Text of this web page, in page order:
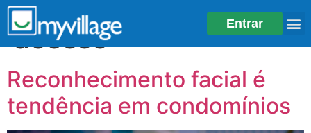
Entrar
acesso
Reconhecimento facial é
tendência em condomínios